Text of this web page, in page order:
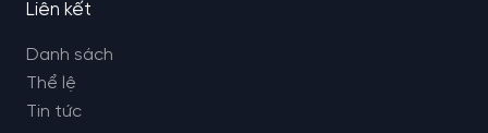
Liên kết
Danh sách
Thể lệ
Tin tức